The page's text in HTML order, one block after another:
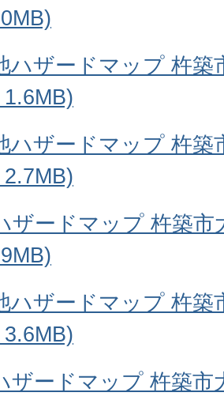
ハザードマップ 杵築
ハザードマップ 杵築
ザードマップ 杵築市
ハザードマップ 杵築
ザードマップ 杵築市